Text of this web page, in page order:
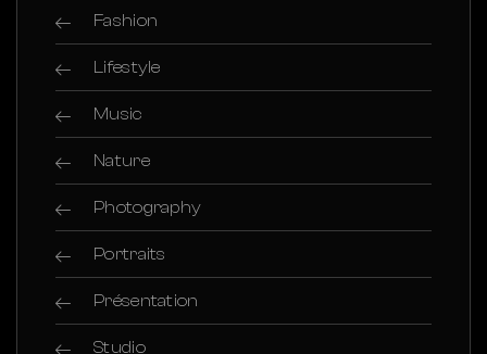
Fashion
Lifestyle
Music
Nature
Photography
Portraits
Présentation
Studio